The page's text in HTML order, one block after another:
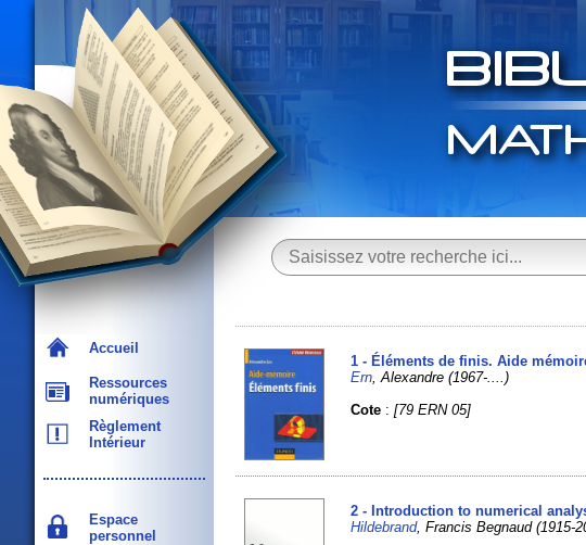
Accueil
Ressources
numériques
Règlement
Intérieur
Espace
personnel
1 - Éléments de finis. Aide
Ern , Alexandre (1967-....)
Cote :[79 ERN 05]
2 - Introduction to numerical
Hildebrand, Francis Begnaud (1915-